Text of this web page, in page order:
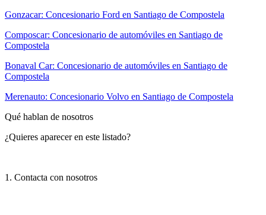
Gonzacar: Concesionario Ford en Santiago de Compostela
Composcar: Concesionario de automóviles en Santiago de
Compostela
Bonaval Car: Concesionario de automóviles en Santiago de
Compostela
Merenauto: Concesionario Volvo en Santiago de Compostela
Qué hablan de nosotros
¿Quieres aparecer en este listado?
1. Contacta con nosotros